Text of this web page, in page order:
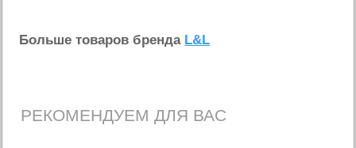
Больше товаров бренда L&L
РЕКОМЕНДУЕМ ДЛЯ ВАС